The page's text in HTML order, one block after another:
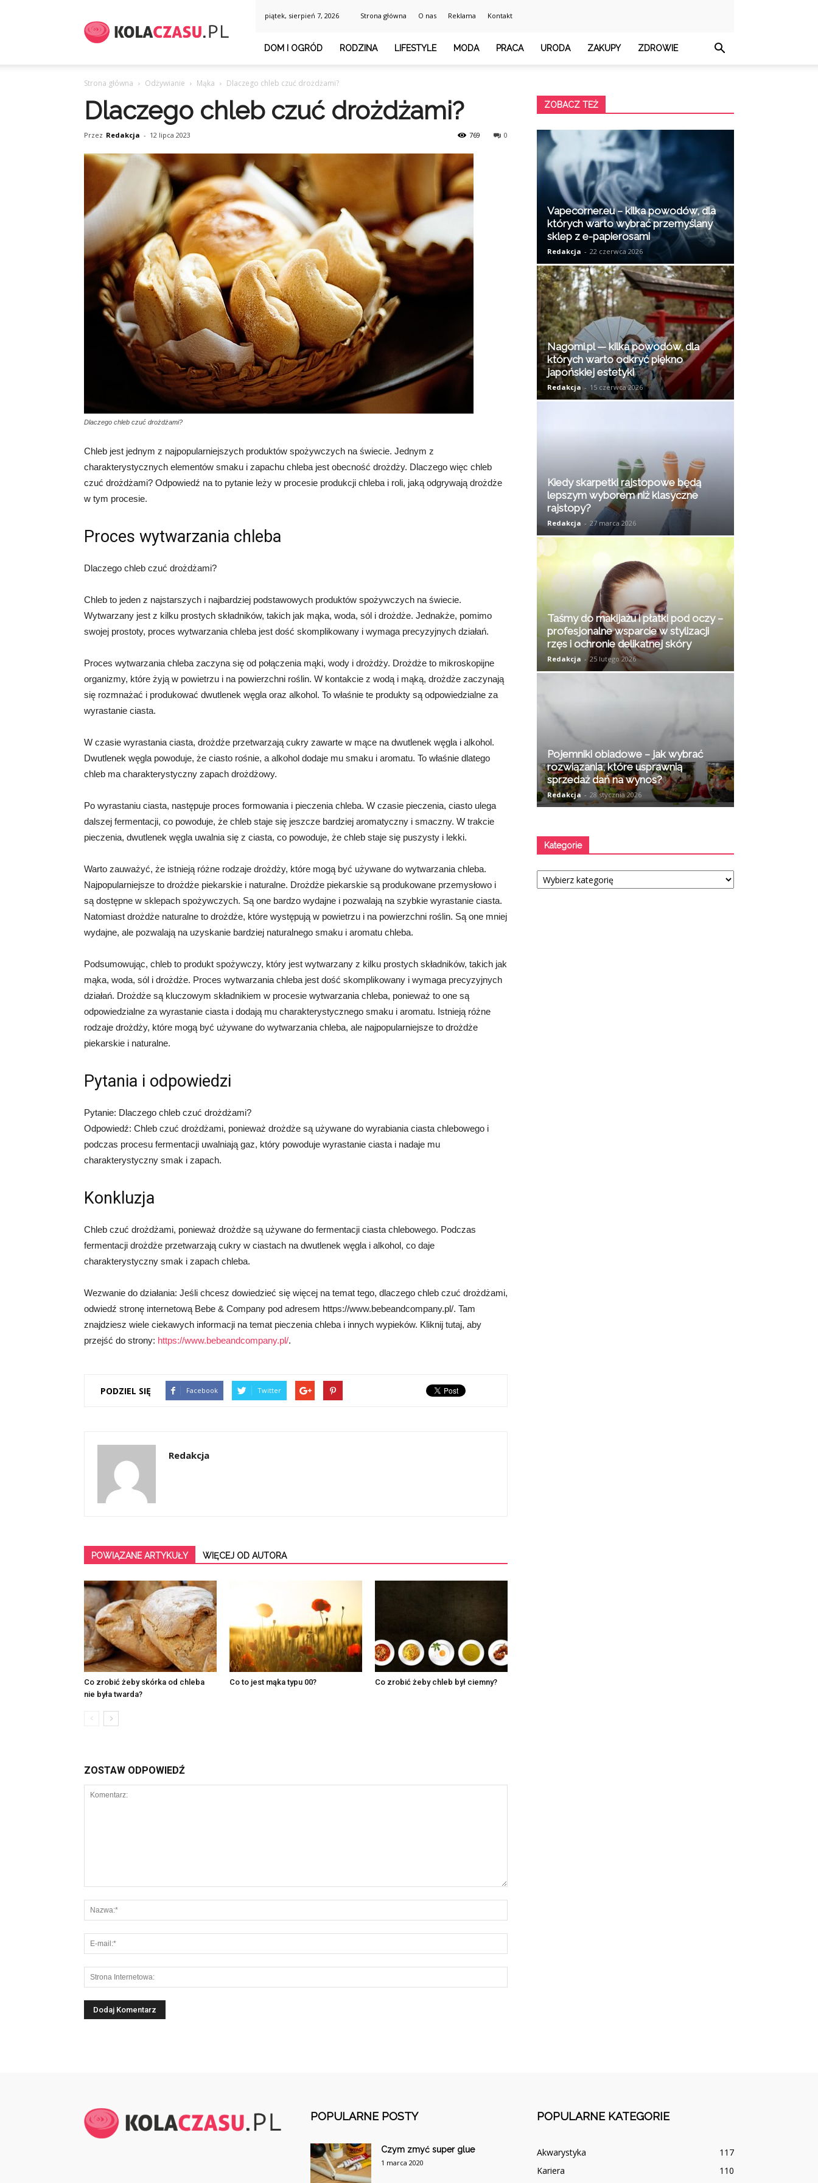
piątek, sierpień 7, 2026 Strona główna O nas Reklama Kontakt
DOM I OGRÓD RODZINA LIFESTYLE MODA PRACA URODA ZAKUPY ZDROWIE
Strona główna Odżywianie Mąka Dlaczego chleb czuć drożdżami?
Dlaczego chleb czuć drożdżami?
Przez Redakcja - 12 lipca 2023 0
769
Dlaczego chleb czuć drożdżami?
Chleb jest jednym z najpopularniejszych produktów spożywczych na świecie. Jednym z
charakterystycznych elementów smaku i zapachu chleba jest obecność drożdży. Dlaczego więc chleb
czuć drożdżami? Odpowiedź na to pytanie leży w procesie produkcji chleba i roli, jaką odgrywają drożdże
w tym procesie.
Proces wytwarzania chleba
Dlaczego chleb czuć drożdżami?
Chleb to jeden z najstarszych i najbardziej podstawowych produktów spożywczych na świecie.
Wytwarzany jest z kilku prostych składników, takich jak mąka, woda, sól i drożdże. Jednakże, pomimo
swojej prostoty, proces wytwarzania chleba jest dość skomplikowany i wymaga precyzyjnych działań.
Proces wytwarzania chleba zaczyna się od połączenia mąki, wody i drożdży. Drożdże to mikroskopijne
organizmy, które żyją w powietrzu i na powierzchni roślin. W kontakcie z wodą i mąką, drożdże zaczynają
się rozmnażać i produkować dwutlenek węgla oraz alkohol. To właśnie te produkty są odpowiedzialne za
wyrastanie ciasta.
W czasie wyrastania ciasta, drożdże przetwarzają cukry zawarte w mące na dwutlenek węgla i alkohol.
Dwutlenek węgla powoduje, że ciasto rośnie, a alkohol dodaje mu smaku i aromatu. To właśnie dlatego
chleb ma charakterystyczny zapach drożdżowy.
Po wyrastaniu ciasta, następuje proces formowania i pieczenia chleba. W czasie pieczenia, ciasto ulega
dalszej fermentacji, co powoduje, że chleb staje się jeszcze bardziej aromatyczny i smaczny. W trakcie
pieczenia, dwutlenek węgla uwalnia się z ciasta, co powoduje, że chleb staje się puszysty i lekki.
Warto zauważyć, że istnieją różne rodzaje drożdży, które mogą być używane do wytwarzania chleba.
Najpopularniejsze to drożdże piekarskie i naturalne. Drożdże piekarskie są produkowane przemysłowo i
są dostępne w sklepach spożywczych. Są one bardzo wydajne i pozwalają na szybkie wyrastanie ciasta.
Natomiast drożdże naturalne to drożdże, które występują w powietrzu i na powierzchni roślin. Są one mniej
wydajne, ale pozwalają na uzyskanie bardziej naturalnego smaku i aromatu chleba.
Podsumowując, chleb to produkt spożywczy, który jest wytwarzany z kilku prostych składników, takich jak
mąka, woda, sól i drożdże. Proces wytwarzania chleba jest dość skomplikowany i wymaga precyzyjnych
działań. Drożdże są kluczowym składnikiem w procesie wytwarzania chleba, ponieważ to one są
odpowiedzialne za wyrastanie ciasta i dodają mu charakterystycznego smaku i aromatu. Istnieją różne
rodzaje drożdży, które mogą być używane do wytwarzania chleba, ale najpopularniejsze to drożdże
piekarskie i naturalne.
Pytania i odpowiedzi
Pytanie: Dlaczego chleb czuć drożdżami?
Odpowiedź: Chleb czuć drożdżami, ponieważ drożdże są używane do wyrabiania ciasta chlebowego i
podczas procesu fermentacji uwalniają gaz, który powoduje wyrastanie ciasta i nadaje mu
charakterystyczny smak i zapach.
Konkluzja
Chleb czuć drożdżami, ponieważ drożdże są używane do fermentacji ciasta chlebowego. Podczas
fermentacji drożdże przetwarzają cukry w ciastach na dwutlenek węgla i alkohol, co daje
charakterystyczny smak i zapach chleba.
Wezwanie do działania: Jeśli chcesz dowiedzieć się więcej na temat tego, dlaczego chleb czuć drożdżami,
odwiedź stronę internetową Bebe & Company pod adresem https://www.bebeandcompany.pl/. Tam
znajdziesz wiele ciekawych informacji na temat pieczenia chleba i innych wypieków. Kliknij tutaj, aby
przejść do strony: https://www.bebeandcompany.pl/.
PODZIEL SIĘ Facebook Twitter
Redakcja
POWIĄZANE ARTYKUŁY WIĘCEJ OD AUTORA
Co zrobić żeby skórka od chleba
nie była twarda?
Co to jest mąka typu 00? Co zrobić żeby chleb był ciemny?
ZOSTAW ODPOWIEDŹ
ZOBACZ TEŻ
Vapecorner.eu – kilka powodów, dla
których warto wybrać przemyślany
sklep z e-papierosami
Redakcja - 22 czerwca 2026
Nagomi.pl — kilka powodów, dla
których warto odkryć piękno
japońskiej estetyki
Redakcja - 15 czerwca 2026
Kiedy skarpetki rajstopowe będą
lepszym wyborem niż klasyczne
rajstopy?
Redakcja - 27 marca 2026
Taśmy do makijażu i płatki pod oczy –
profesjonalne wsparcie w stylizacji
rzęs i ochronie delikatnej skóry
Redakcja - 25 lutego 2026
Pojemniki obiadowe – jak wybrać
rozwiązania, które usprawnią
sprzedaż dań na wynos?
Redakcja - 28 stycznia 2026
Kategorie
Kategorie
POPULARNE POSTY
Czym zmyć super glue
1 marca 2020
POPULARNE KATEGORIE
Akwarystyka
117
Kariera
110